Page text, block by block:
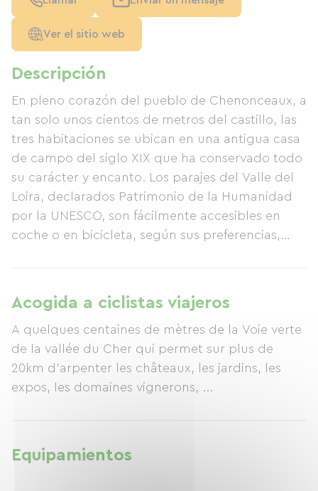
Descripción
En pleno corazón del pueblo de Chenonceaux, a
tan solo unos cientos de metros del castillo, las
tres habitaciones se ubican en una antigua casa
de campo del siglo XIX que ha conservado todo
su carácter y encanto. Los parajes del Valle del
Loira, declarados Patrimonio de la Humanidad
por la UNESCO, son fácilmente accesibles en
coche o en bicicleta, según sus preferencias,
Acogida a ciclistas viajeros
A quelques centaines de mètres de la Voie verte
de la vallée du Cher qui permet sur plus de
20km d'arpenter les châteaux, les jardins, les
expos, les domaines vignerons, ...
Equipamientos
Ver el sitio web